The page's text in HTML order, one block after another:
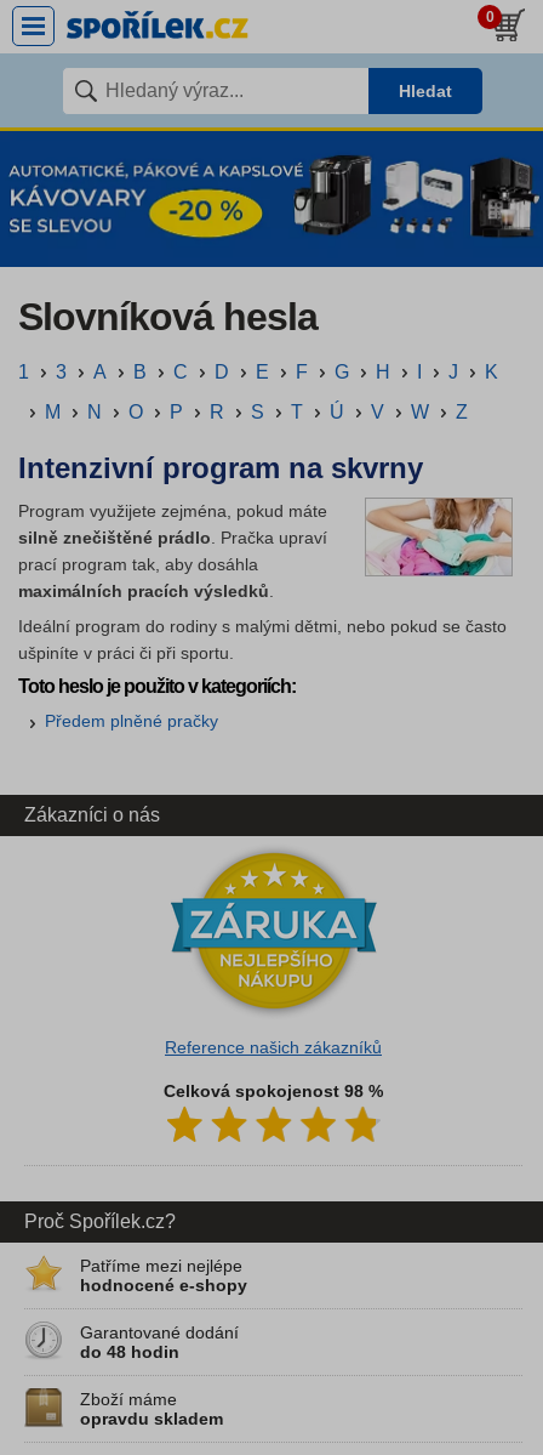
0
Hledat
Slovníková hesla
1 3 A B C D E F G H J
K
M
N O P R S T Ú V W Z
Intenzivní program na skvrny
Program využijete zejména, pokud máte
silně znečištěné prádlo . Pračka upraví
prací program tak, aby dosáhla
maximálních pracích výsledků
Ideální program do rodiny s malými dětmi, nebo pokud se často
ušpiníte v práci či při sportu.
Toto heslo je použito v kategoriích:
Předem plněné pračky
Zákazníci o nás
Reference našich zákazníků
Celková spokojenost 98 %
Proč Spořílek.cz?
Patříme mezi nejlépe
hodnocené e-shopy
Garantované dodání
do 48 hodin
Zboží máme
opravdu skladem